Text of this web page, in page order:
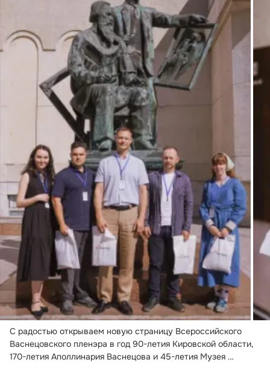
С радостью открываем новую страницу Всероссийского
Васнецовского пленэра в год 90-летия Кировской области,
170-летия Аполлинария Васнецова и 45-летия Музея